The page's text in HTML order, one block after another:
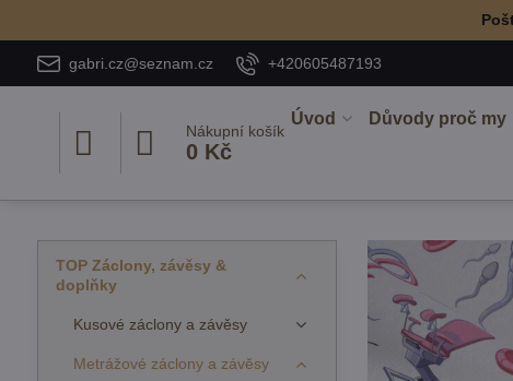
gabri.cz@seznam.cz +420605487193
Nákupní košík
0 Kč
Úvod Důvody proč my
TOP Záclony, závěsy &
doplňky
Kusové záclony a závěsy
Metrážové záclony a závěsy